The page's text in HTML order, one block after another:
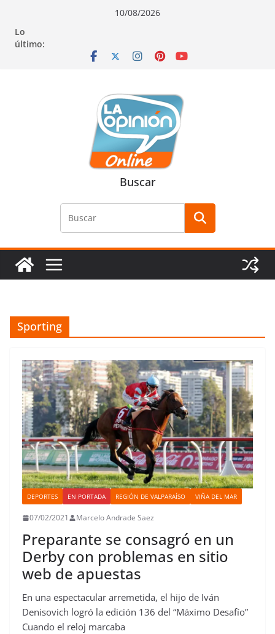
contenido
navegación
contenido
10/08/2026
Lo
último:
Buscar
Sporting
DEPORTES EN PORTADA REGIÓN DE VALPARAÍSO VIÑA DEL MAR
07/02/2021 Marcelo Andrade Saez
Preparante se consagró en un
Derby con problemas en sitio
web de apuestas
En una espectacular arremetida, el hijo de Iván
Denisovich logró la edición 136 del “Máximo Desafío”
Cuando el reloj marcaba